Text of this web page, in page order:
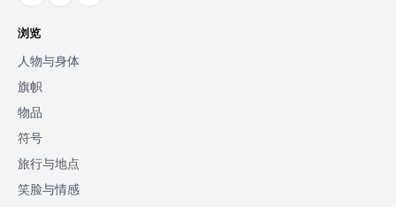
浏览
人物与身体
旗帜
物品
符号
旅行与地点
笑脸与情感